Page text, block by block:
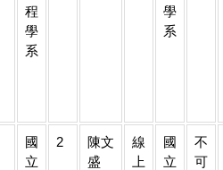
程
學
系
學
系
國
立
2
陳文
盛
線
上
國
立
不
可